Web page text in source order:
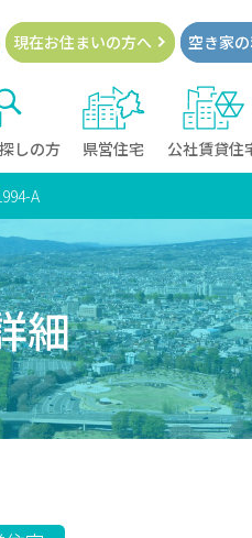
しの方 県営住宅 公社賃貸住
現在お住まいの方へ 空き家の
A
細